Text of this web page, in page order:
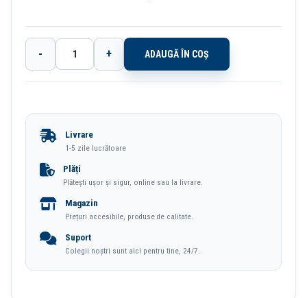
Cantitate
Creioane
Culori
- + ADAUGĂ ÎN COȘ
Livrare
1-5 zile lucrătoare
Plăți
Plătești ușor și sigur, online sau la livrare.
Magazin
Prețuri accesibile, produse de calitate.
Suport
Colegii noștri sunt aici pentru tine, 24/7.